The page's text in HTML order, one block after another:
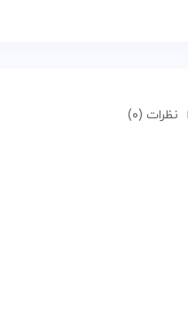
نظرات (۰)